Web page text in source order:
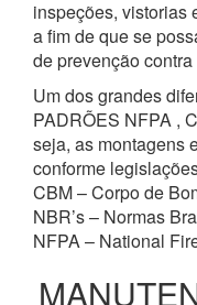
inspeções, vistorias
a fim de que se
de prevenção
Um dos grandes
PADRÕES NFPA ,
seja, as montagens
conforme
CBM – Corpo de
NBR’s – Normas
NFPA – National